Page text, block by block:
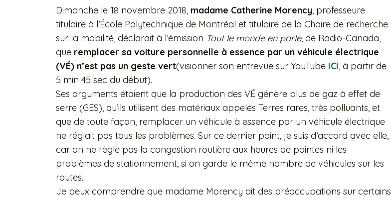
Dimanche le 18 novembre 2018, madame Catherine Morency, professeure
titulaire à l’École Polytechnique de Montréal et titulaire de la Chaire de recherche
sur la mobilité, déclarait à l’émission Tout le monde en parle, de Radio-Canada,
que remplacer sa voiture personnelle à essence par un véhicule électrique
(VÉ) n’est pas un geste vert(visionner son entrevue sur YouTube ICI, à partir de
5 min 45 sec du début).
Ses arguments étaient que la production des VÉ génère plus de gaz à effet de
serre (GES), qu’ils utilisent des matériaux appelés Terres rares, très polluants, et
que de toute façon, remplacer un véhicule à essence par un véhicule électrique
ne réglait pas tous les problèmes. Sur ce dernier point, je suis d’accord avec elle,
car on ne règle pas la congestion routière aux heures de pointes ni les
problèmes de stationnement, si on garde le même nombre de véhicules sur les
routes.
Je peux comprendre que madame Morency ait des préoccupations sur certains